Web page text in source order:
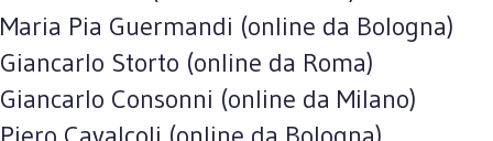
Maria Pia Guermandi (online da Bologna)
Giancarlo Storto (online da Roma)
Giancarlo Consonni (online da Milano)